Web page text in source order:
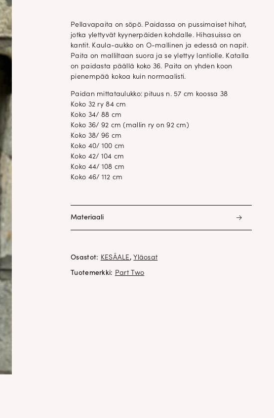
Pellavapaita on söpö. Paidassa on pussimaiset hihat,
jotka ylettyvät kyynerpäiden kohdalle. Hihasuissa on
kantit. Kaula-aukko on O-mallinen ja edessä on napit.
Paita on malliltaan suora ja se ylettyy lantiolle. Katalla
on paidasta päällä koko 36. Paita on yhden koon
pienempää kokoa kuin normaalisti.
Paidan mittataulukko: pituus n. 57 cm koossa 38
Koko 32 ry 84 cm
Koko 34/ 88 cm
Koko 36/ 92 cm (mallin ry on 92 cm)
Koko 38/ 96 cm
Koko 40/ 100 cm
Koko 42/ 104 cm
Koko 44/ 108 cm
Koko 46/ 112 cm
Materiaali
Osastot: KESÄALE , Yläosat
Tuotemerkki: Part Two